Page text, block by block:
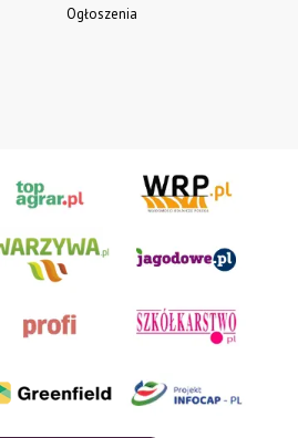
Ogłoszenia